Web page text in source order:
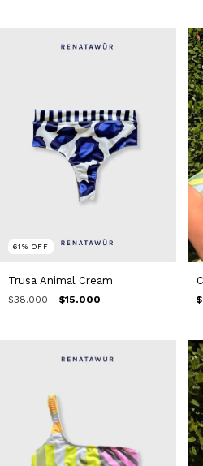
61 % OFF
Trusa Animal Cream
$38.000 $15.000